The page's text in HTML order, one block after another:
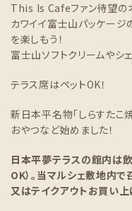
This Is Cafeファン待望の
カワイイ富士山パッケージ
を楽しもう！
富士山ソフトクリームやシ
テラス席はペットOK！
新日本平名物「しらすたこ
おやつなど始めました！
日本平夢テラスの館内は
OK）。当マルシェ敷地内で
又はテイクアウトお買い上